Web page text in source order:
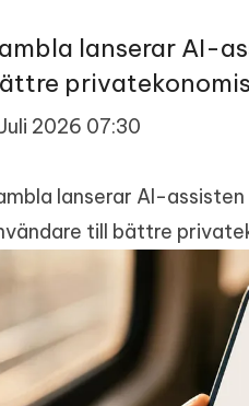
lanserar AI-
2026 07:30
lanserar AI-
till bättre